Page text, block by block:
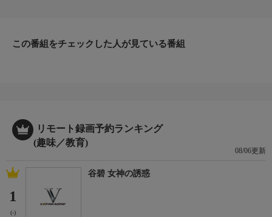
この番組をチェックした人が見ている番組
リモート録画予約ランキング
(趣味／教育)
08/06更新
1
(-)
谷碧 女神の誘惑